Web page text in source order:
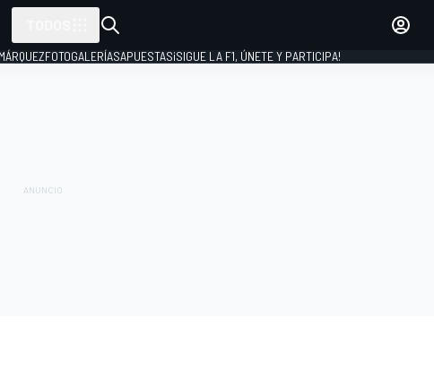
FOTOGALERÍASAPUESTAS¡SIGUE LA F1, ÚNETE Y PARTICIPA!